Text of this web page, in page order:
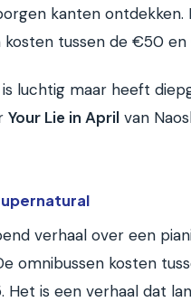
kanten ontdekken.
kosten tussen de €50
luchtig maar heeft
Your Lie in April van
verhaal over een
omnibussen kosten
Het is een verhaal dat